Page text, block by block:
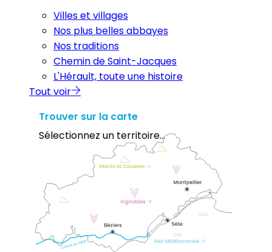
Villes et villages
Nos plus belles abbayes
Nos traditions
Chemin de Saint-Jacques
L'Hérault, toute une histoire
Tout voir
Trouver sur la carte
Sélectionnez un territoire...